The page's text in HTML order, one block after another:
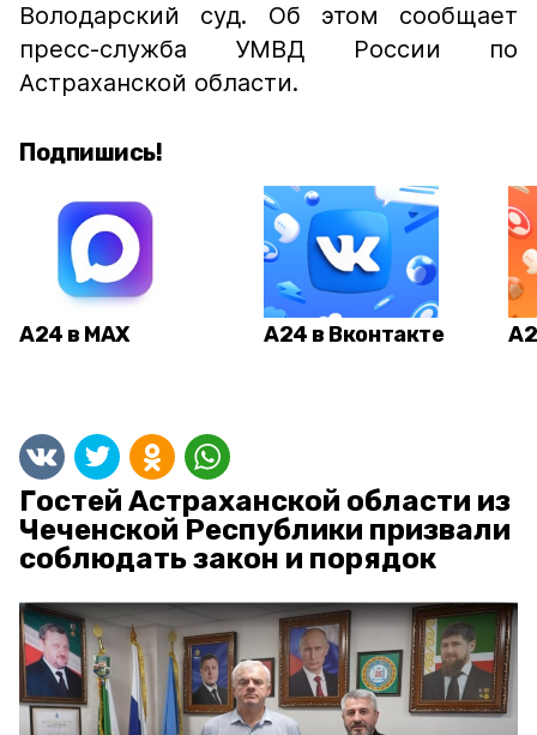
Володарский суд. Об этом сообщает
пресс-служба УМВД России по
Астраханской области.
Подпишись!
А24 в MAX А24 в Вконтакте
Гостей Астраханской области из
Чеченской Республики призвали
соблюдать закон и порядок